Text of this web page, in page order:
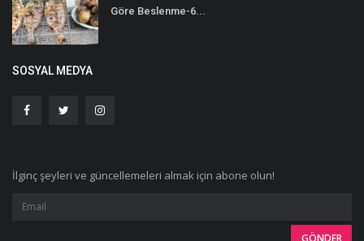
Göre Beslenme-6...
SOSYAL MEDYA
İlginç şeyleri ve güncellemeleri almak için abone olun!